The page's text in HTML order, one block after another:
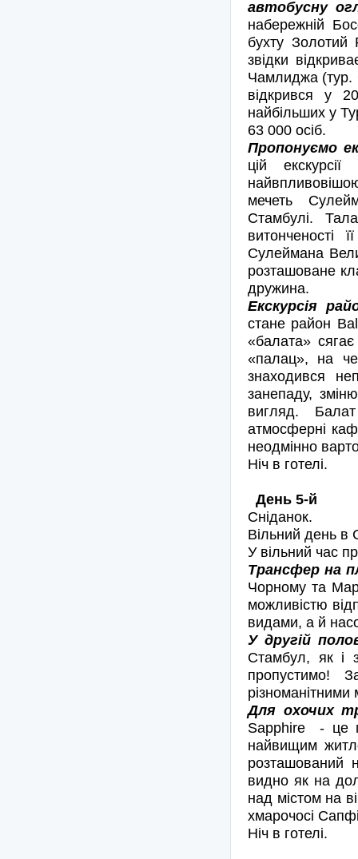
автобусну
набережній
бухту Золотий
звідки
Чамлиджа (тур.
відкрився у
найбільших у
63 000 осіб.
Пропонуємо
цій
мечеть
Стамбулі.
витонченості
Сулеймана
розташоване
дружина.
Екскурсія
стане район
«балата»
«палац», на
знаходився
занепаду,
вигляд.
атмосферні
неодмінно
Ніч в готелі.
День 5-й
Сніданок.
Вільний день в
У вільний час
Трансфер на
Чорному та
можливістю
видами, а й
У другій
Стамбул, як і
пропустимо!
Для охочих
Sapphire - це
найвищим
розташований
видно як на
над містом на
хмарочосі
Ніч в готелі.